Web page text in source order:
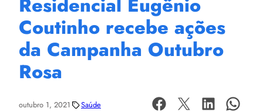
Residencial Eugênio
Coutinho recebe ações
da Campanha Outubro
Rosa
outubro 1, 2021 Saúde